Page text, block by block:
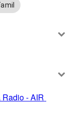
- AIR